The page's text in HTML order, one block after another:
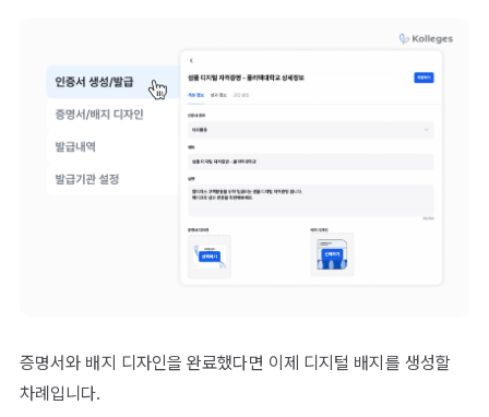
증명서와 배지 디자인을 완료했다면 이제 디지털 배지를 생성할
차례입니다.